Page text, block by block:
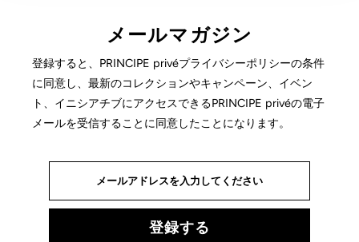
メールマガジン
登録すると、PRINCIPE privéプライバシーポリシーの条件
に同意し、最新のコレクションやキャンペーン、イベン
ト、イニシアチブにアクセスできるPRINCIPE privéの電子
メールを受信することに同意したことになります。